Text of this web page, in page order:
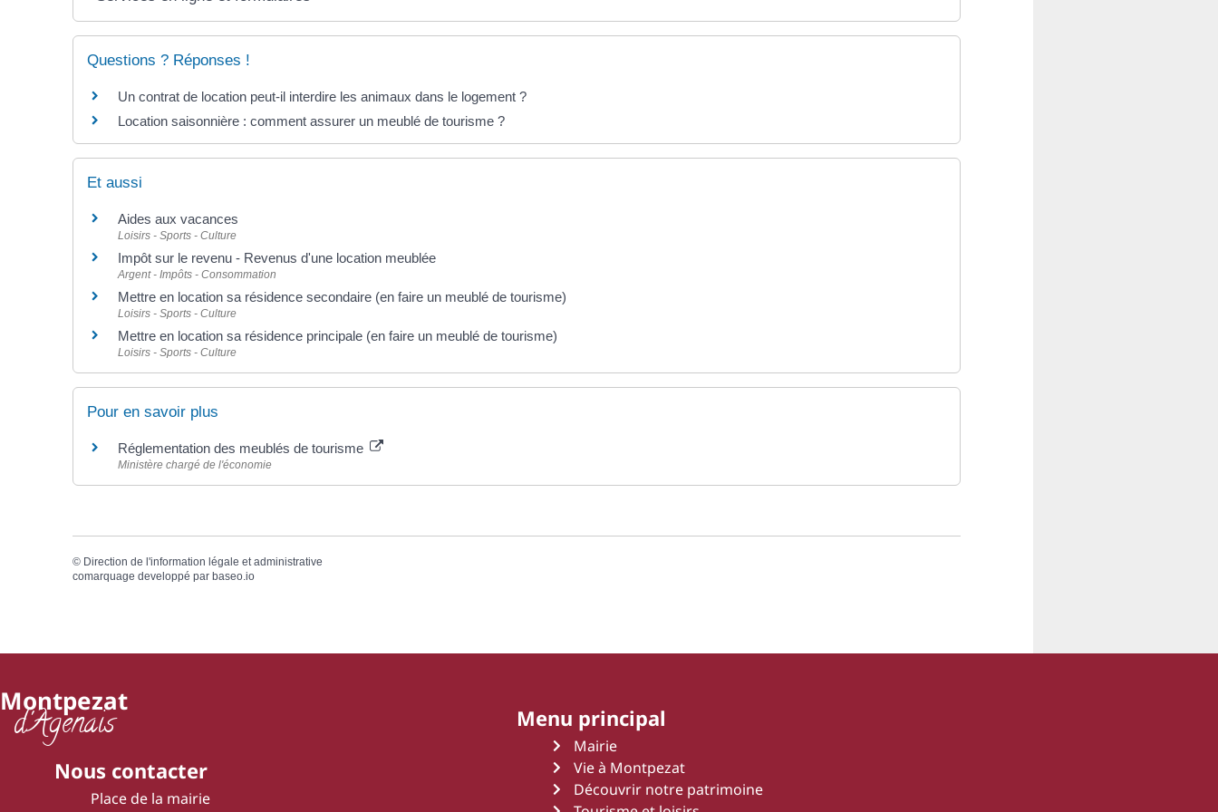
Questions ? Réponses !
Un contrat de location peut-il interdire les animaux dans le logement ?
Location saisonnière : comment assurer un meublé de tourisme ?
Et aussi
Aides aux vacances
Loisirs - Sports - Culture
Impôt sur le revenu - Revenus d'une location meublée
Argent - Impôts - Consommation
Mettre en location sa résidence secondaire (en faire un meublé de tourisme)
Loisirs - Sports - Culture
Mettre en location sa résidence principale (en faire un meublé de tourisme)
Loisirs - Sports - Culture
Pour en savoir plus
Réglementation des meublés de tourisme
Ministère chargé de l'économie
© Direction de l'information légale et administrative
comarquage developpé par baseo.io
Montpezat
d'Agenais
Nous contacter
Place de la mairie
Menu principal
Mairie
Vie à Montpezat
Découvrir notre patrimoine